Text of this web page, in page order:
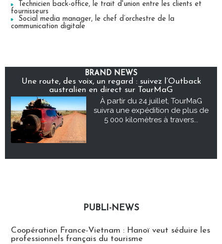
Technicien back-office, le trait d'union entre les clients et
fournisseurs
Social media manager, le chef d’orchestre de la
communication digitale
BRAND NEWS
Une route, des voix, un regard : suivez l’Outback
australien en direct sur TourMaG
À partir du 24 juillet, TourMaG
suivra une expédition de plus de
5 000 kilomètres à travers...
PUBLI-NEWS
Coopération France-Vietnam : Hanoï veut séduire les
professionnels français du tourisme